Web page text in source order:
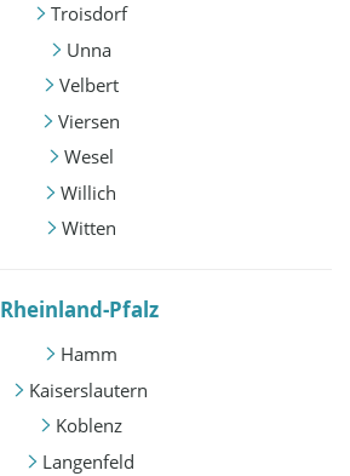
Troisdorf
Unna
Velbert
Viersen
Wesel
Willich
Witten
Rheinland-Pfalz
Hamm
Kaiserslautern
Koblenz
Langenfeld